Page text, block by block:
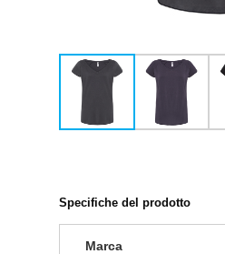
Specifiche del prodotto
Marca